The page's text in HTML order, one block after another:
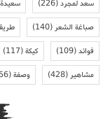
سعد لمجرد(226)
صباغة الشعر(140)
فوائد(109) كيكة(117)
مشاهير(428) وصفة(156)